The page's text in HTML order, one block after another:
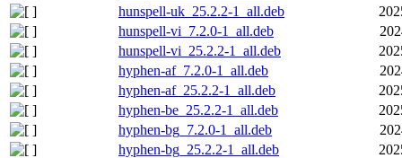
hunspell-uk_25.2.2-1_all.deb
hunspell-vi_7.2.0-1_all.deb
hunspell-vi_25.2.2-1_all.deb
hyphen-af_7.2.0-1_all.deb
hyphen-af_25.2.2-1_all.deb
hyphen-be_25.2.2-1_all.deb
hyphen-bg_7.2.0-1_all.deb
hyphen-bg_25.2.2-1_all.deb